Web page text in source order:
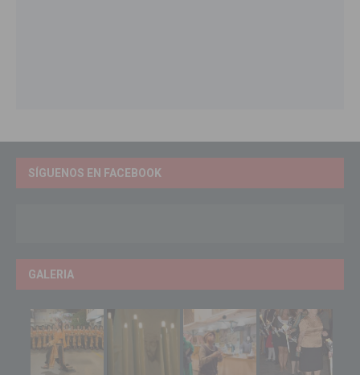
SÍGUENOS EN FACEBOOK
GALERIA